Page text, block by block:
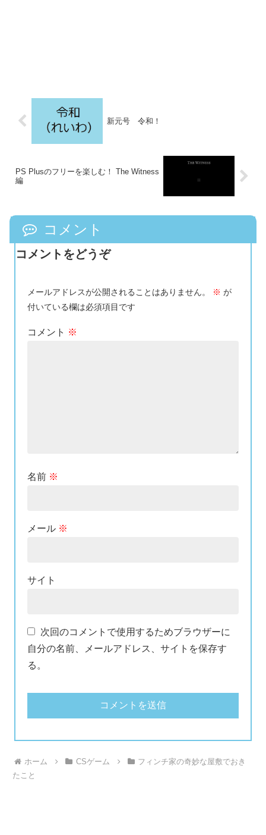
新元号 令和！
PS Plusのフリーを楽しむ！ The Witness
編
コメント
コメントをどうぞ
メールアドレスが公開されることはありません。 ※ が
付いている欄は必須項目です
コメント ※
名前 ※
メール ※
サイト
次回のコメントで使用するためブラウザーに
自分の名前、メールアドレス、サイトを保存す
る。
ホーム CSゲーム
フィンチ家の奇妙な屋敷でおき
たこと